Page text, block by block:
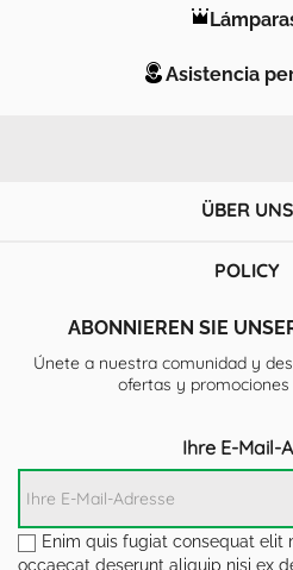
Asistencia
ÜBER UNS
POLICY
ABONNIEREN SIE
Únete a nuestra comunidad y
ofertas y
Ihre E-Mail-
Enim quis fugiat consequat elit
occaecat deserunt aliquip nisi ex